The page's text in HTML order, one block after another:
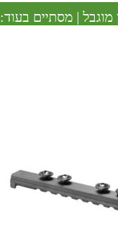
מוגבל | מסתיים בעוד: